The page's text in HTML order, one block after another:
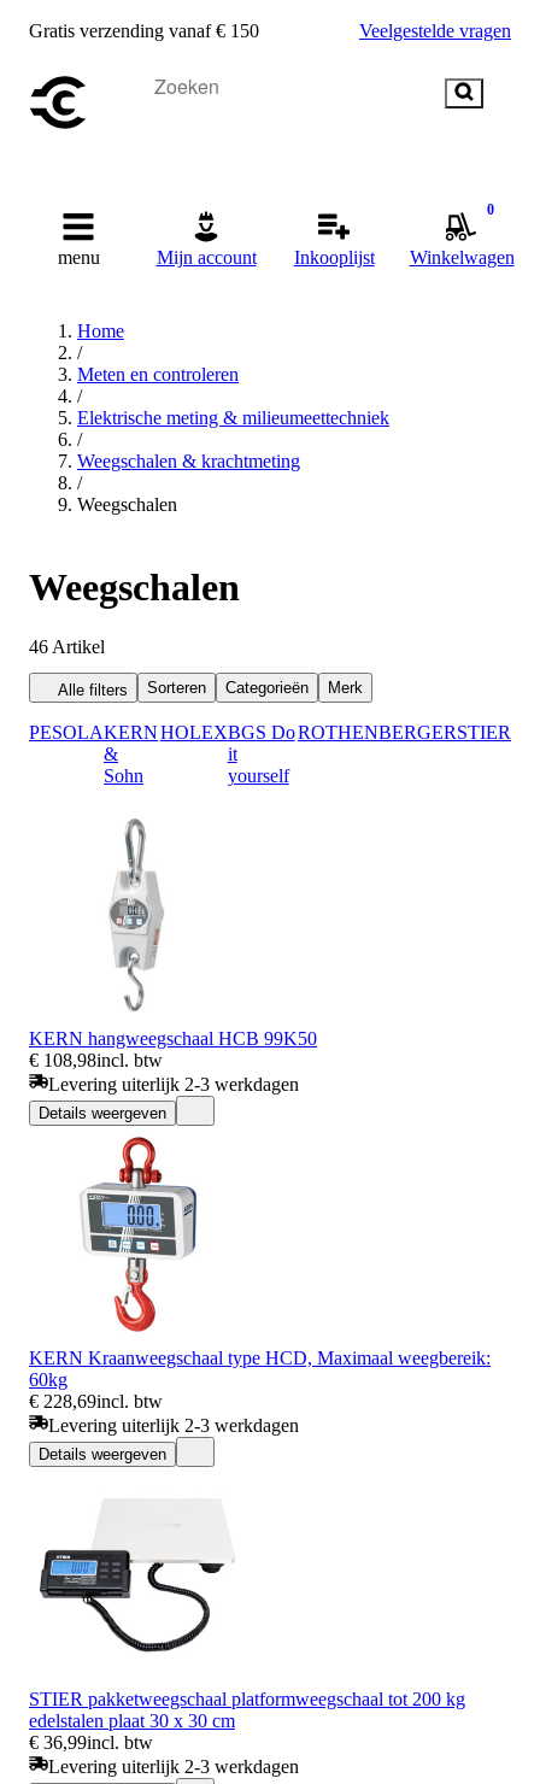
Gratis verzending vanaf € 150 Veelgestelde vragen
menu Mijn account Inkooplijst
0
Winkelwagen
Home
/
Meten en controleren
/
Elektrische meting & milieumeettechniek
/
Weegschalen & krachtmeting
/
Weegschalen
Weegschalen
46 Artikel
Alle filters Sorteren Categorieën Merk
PESOLAKERN
&
Sohn
HOLEXBGS Do
it
yourself
ROTHENBERGERSTIER
KERN hangweegschaal HCB 99K50
€ 108,98incl. btw
Levering uiterlijk 2-3 werkdagen
Details weergeven
KERN Kraanweegschaal type HCD, Maximaal weegbereik:
60kg
€ 228,69incl. btw
Levering uiterlijk 2-3 werkdagen
Details weergeven
STIER pakketweegschaal platformweegschaal tot 200 kg
edelstalen plaat 30 x 30 cm
€ 36,99incl. btw
Levering uiterlijk 2-3 werkdagen